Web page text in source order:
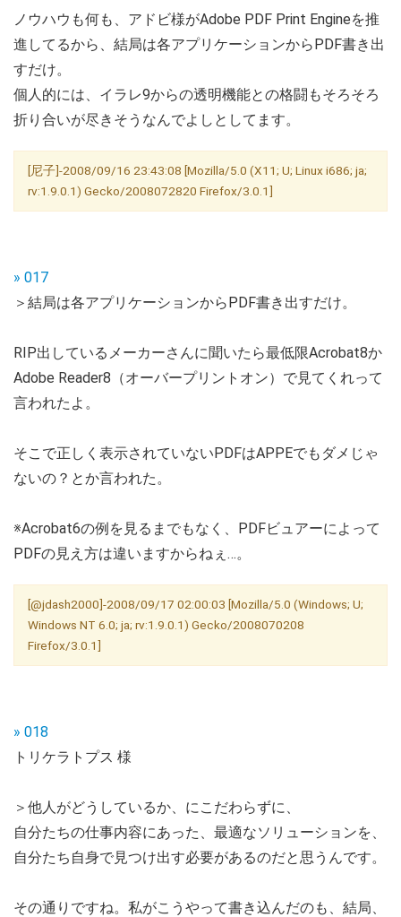
ノウハウも何も、アドビ様がAdobe PDF Print Engineを推
進してるから、結局は各アプリケーションからPDF書き出
すだけ。
個人的には、イラレ9からの透明機能との格闘もそろそろ
折り合いが尽きそうなんでよしとしてます。
[尼子]-2008/09/16 23:43:08 [Mozilla/5.0 (X11; U; Linux i686; ja;
rv:1.9.0.1) Gecko/2008072820 Firefox/3.0.1]
» 017
＞結局は各アプリケーションからPDF書き出すだけ。
RIP出しているメーカーさんに聞いたら最低限Acrobat8か
Adobe Reader8（オーバープリントオン）で見てくれって
言われたよ。
そこで正しく表示されていないPDFはAPPEでもダメじゃ
ないの？とか言われた。
※Acrobat6の例を見るまでもなく、PDFビュアーによって
PDFの見え方は違いますからねぇ…。
[@jdash2000]-2008/09/17 02:00:03 [Mozilla/5.0 (Windows; U;
Windows NT 6.0; ja; rv:1.9.0.1) Gecko/2008070208
Firefox/3.0.1]
» 018
トリケラトプス 様
＞他人がどうしているか、にこだわらずに、
自分たちの仕事内容にあった、最適なソリューションを、
自分たち自身で見つけ出す必要があるのだと思うんです。
その通りですね。私がこうやって書き込んだのも、結局、